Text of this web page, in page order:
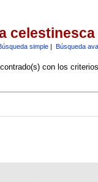
celestinesca
simple| Búsqueda
con los